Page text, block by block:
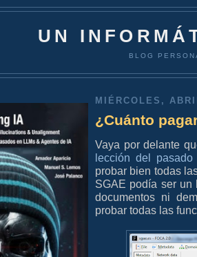
UN
BLOG
MIÉRCOLES,
¿Cuánto
Vaya por delante
lección del
probar bien todas
SGAE podía ser un
documentos ni
probar todas las